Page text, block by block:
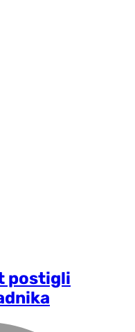
postigli